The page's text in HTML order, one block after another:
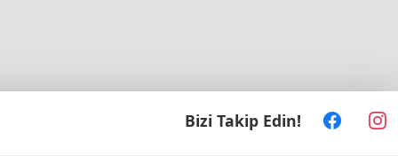
Bizi Takip Edin!